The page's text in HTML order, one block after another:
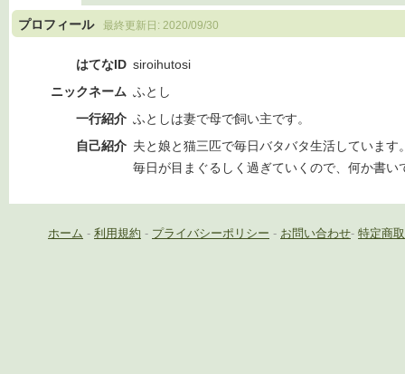
プロフィール 最終更新日: 2020/09/30
はてなID siroihutosi
ニックネーム ふとし
一行紹介 ふとしは妻で母で飼い主です。
自己紹介 夫と娘と猫三匹で毎日バタバタ生活しています
毎日が目まぐるしく過ぎていくので、何か書い
ホーム - 利用規約 - プライバシーポリシー - お問い合わせ- 特定商